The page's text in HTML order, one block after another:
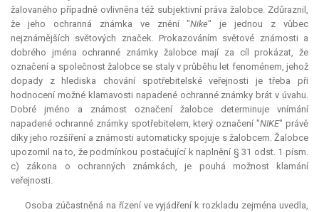
žalovaného případně ovlivněna též subjektivní práva žalobce. Zdůraznil,
že jeho ochranná známka ve znění "Nike" je jednou z vůbec
nejznámějších světových značek. Prokazováním světové známosti a
dobrého jména ochranné známky žalobce mají za cíl prokázat, že
označení a společnost žalobce se staly v průběhu let fenoménem, jehož
dopady z hlediska chování spotřebitelské veřejnosti je třeba při
hodnocení možné klamavosti napadené ochranné známky brát v úvahu.
Dobré jméno a známost označení žalobce determinuje vnímání
napadené ochranné známky spotřebitelem, který označení "NIKE" právě
díky jeho rozšíření a známosti automaticky spojuje s žalobcem. Žalobce
upozornil na to, že podmínkou postačující k naplnění § 31 odst. 1 písm.
c) zákona o ochranných známkách, je pouhá možnost klamání
veřejnosti.
Osoba zúčastněná na řízení ve vyjádření k rozkladu zejména uvedla,